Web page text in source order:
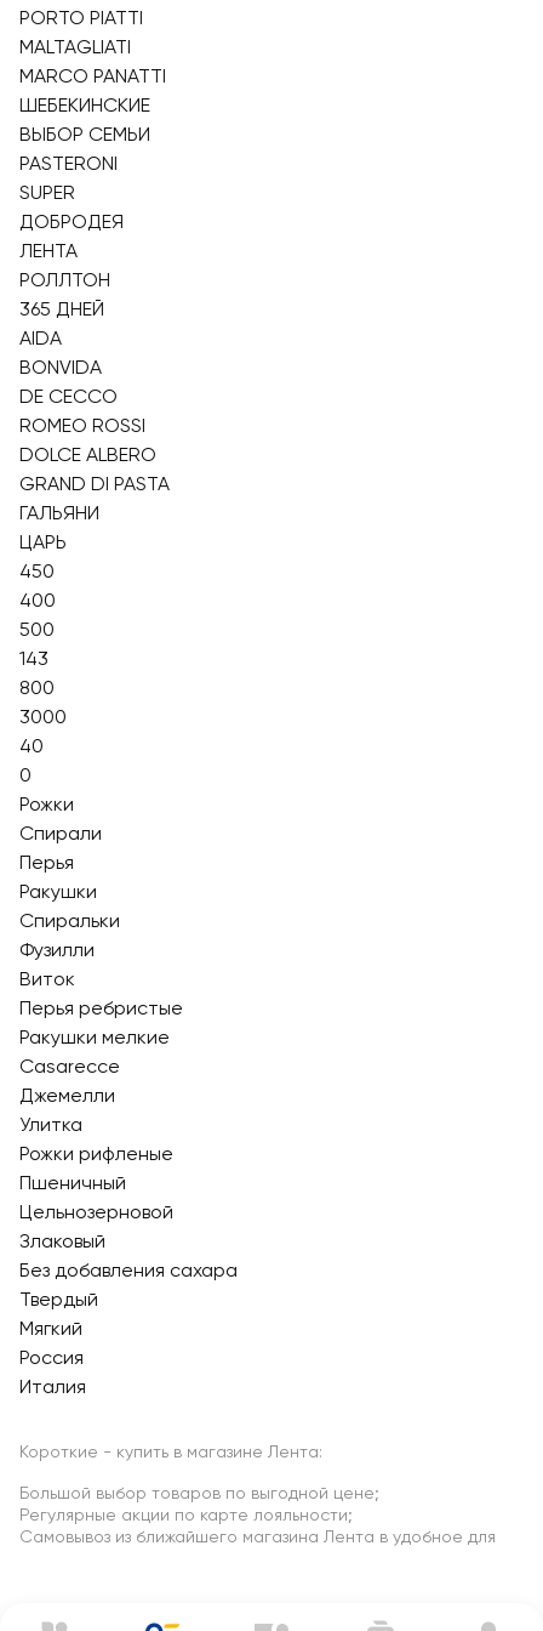
PORTO PIATTI
MALTAGLIATI
MARCO PANATTI
ШЕБЕКИНСКИЕ
ВЫБОР СЕМЬИ
PASTERONI
SUPER
ДОБРОДЕЯ
ЛЕНТА
РОЛЛТОН
365 ДНЕЙ
AIDA
BONVIDA
DE CECCO
ROMEO ROSSI
DOLCE ALBERO
GRAND DI PASTA
ГАЛЬЯНИ
ЦАРЬ
450
400
500
143
800
3000
40
0
Рожки
Спирали
Перья
Ракушки
Спиральки
Фузилли
Виток
Перья ребристые
Ракушки мелкие
Casarecce
Джемелли
Улитка
Рожки рифленые
Пшеничный
Цельнозерновой
Злаковый
Без добавления сахара
Твердый
Мягкий
Россия
Италия
Короткие - купить в магазине Лента:
Большой выбор товаров по выгодной цене;
Регулярные акции по карте лояльности;
Самовывоз из ближайшего магазина Лента в удобное для